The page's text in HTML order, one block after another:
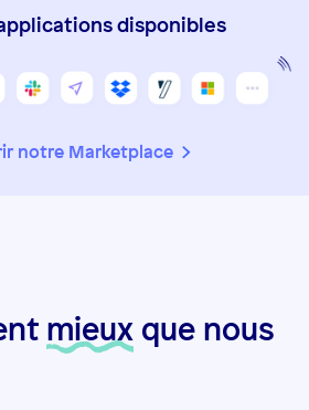
disponibles
notre Marketplace
mieuxque nous